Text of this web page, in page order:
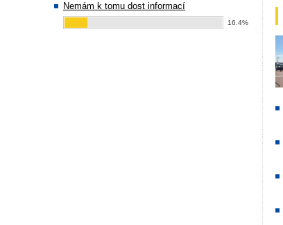
Nemám k tomu dost informací
16.4%